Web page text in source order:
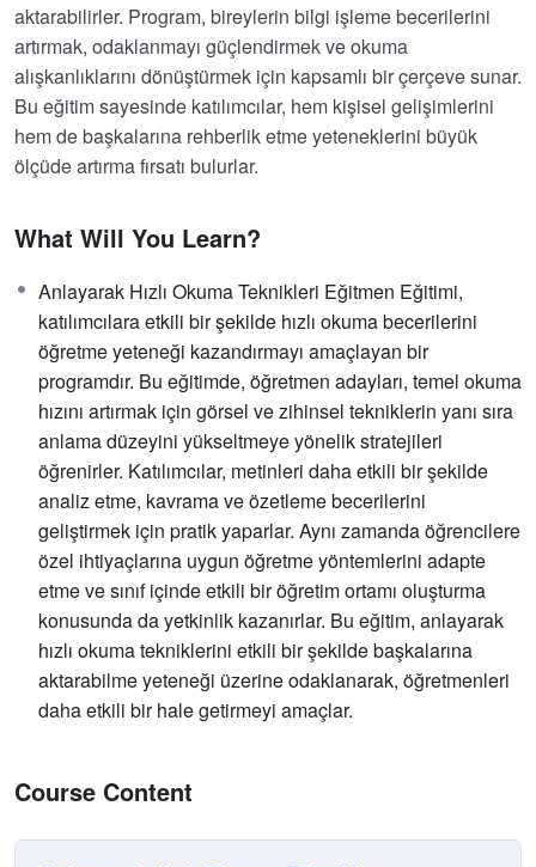
aktarabilirler. Program, bireylerin bilgi işleme becerilerini
artırmak, odaklanmayı güçlendirmek ve okuma
alışkanlıklarını dönüştürmek için kapsamlı bir çerçeve sunar.
Bu eğitim sayesinde katılımcılar, hem kişisel gelişimlerini
hem de başkalarına rehberlik etme yeteneklerini büyük
ölçüde artırma fırsatı bulurlar.
What Will You Learn?
Anlayarak Hızlı Okuma Teknikleri Eğitmen Eğitimi,
katılımcılara etkili bir şekilde hızlı okuma becerilerini
öğretme yeteneği kazandırmayı amaçlayan bir
programdır. Bu eğitimde, öğretmen adayları, temel okuma
hızını artırmak için görsel ve zihinsel tekniklerin yanı sıra
anlama düzeyini yükseltmeye yönelik stratejileri
öğrenirler. Katılımcılar, metinleri daha etkili bir şekilde
analiz etme, kavrama ve özetleme becerilerini
geliştirmek için pratik yaparlar. Aynı zamanda öğrencilere
özel ihtiyaçlarına uygun öğretme yöntemlerini adapte
etme ve sınıf içinde etkili bir öğretim ortamı oluşturma
konusunda da yetkinlik kazanırlar. Bu eğitim, anlayarak
hızlı okuma tekniklerini etkili bir şekilde başkalarına
aktarabilme yeteneği üzerine odaklanarak, öğretmenleri
daha etkili bir hale getirmeyi amaçlar.
Course Content